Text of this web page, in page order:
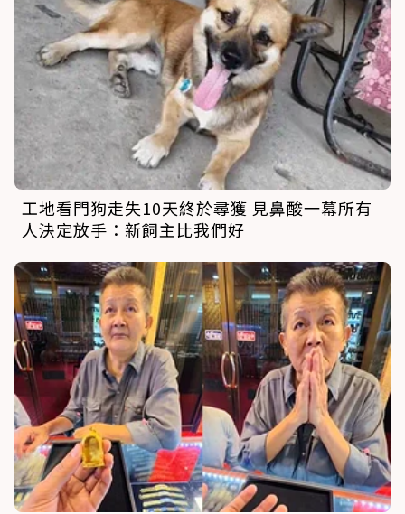
工地看門狗走失10天終於尋獲 見鼻酸一幕所有
人決定放手：新飼主比我們好